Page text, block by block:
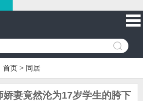
首页 > 同居
娇妻竟然沦为17岁学生的胯下